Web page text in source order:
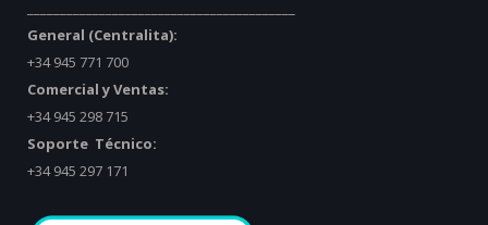
General (Centralita):
+34 945 771 700
Comercial y Ventas:
+34 945 298 715
Soporte Técnico:
+34 945 297 171